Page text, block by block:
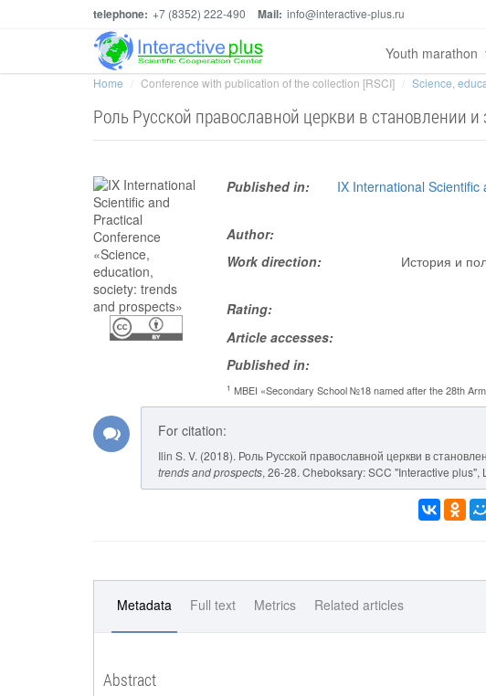
telephone: +7 (8352) 222-490 Mail: info@interactive-plus.ru
Youth marathon
Home Conference with publication of the collection [RSCI] Science,
Роль Русской православной церкви в становлении и
Published in:
IX International
Author:
Work direction:
История и
Rating:
Article accesses:
Published in:
1 MBEI «Secondary School №18 named after the 28th
For citation:
Ilin S. V. (2018). Роль Русской православной церкви в
trends and prospects, 26-28. Cheboksary: SCC "Interactive plus",
Metadata Full text Metrics Related articles
Abstract